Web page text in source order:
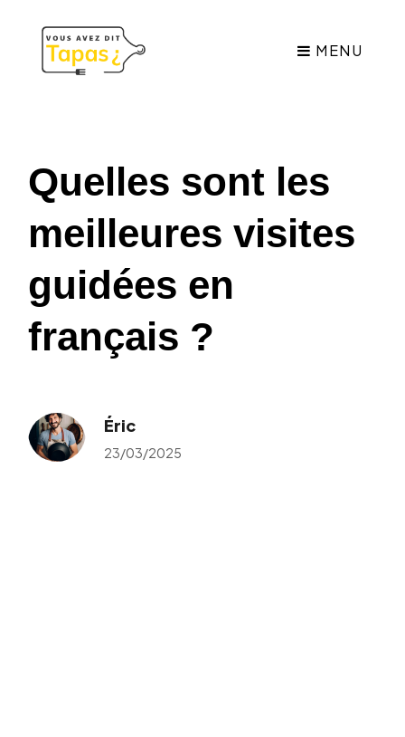
MENU
Quelles sont les
meilleures visites
guidées en
français ?
Éric
23/03/2025